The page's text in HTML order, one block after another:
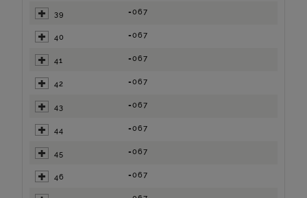
39 =067
40 =067
41 =067
42 =067
43 =067
44 =067
45 =067
46 =067